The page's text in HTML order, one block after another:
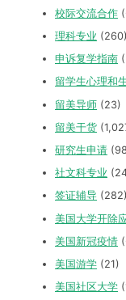
校际交流合作
理科专业 (260)
申诉复学指南
留学生心理和
留美导师 (23)
留美干货
研究生申请
社文科专业
签证辅导 (282)
美国大学开除
美国新冠疫情
美国游学 (21)
美国社区大学